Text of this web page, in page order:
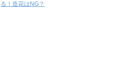
る！造花はNG？